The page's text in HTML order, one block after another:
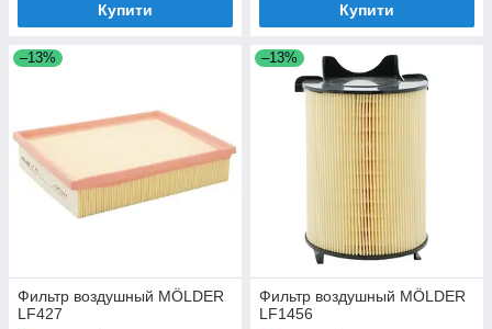
Купити Купити
–13%
Фильтр воздушный MÖLDER
LF427
–13%
Фильтр воздушный MÖLDER
LF1456